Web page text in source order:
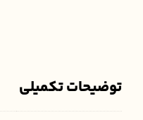
توضیحات تکمیلی